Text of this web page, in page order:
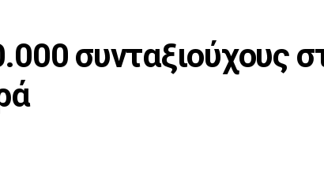
συνταξιούχους